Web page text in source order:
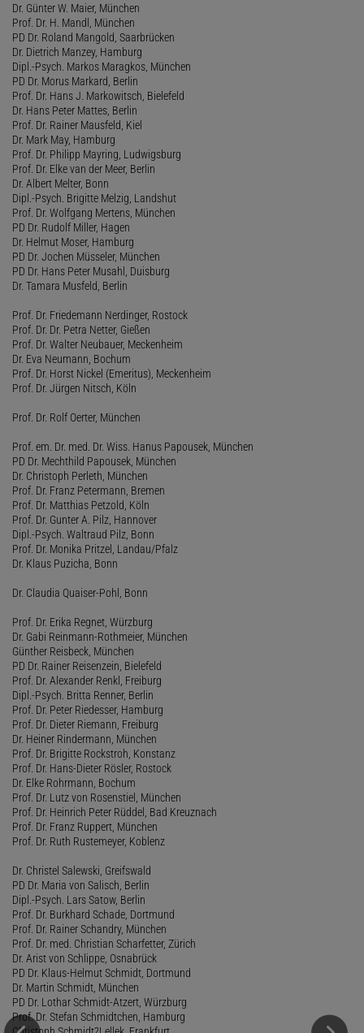
Dr. Günter W. Maier, München
Prof. Dr. H. Mandl, München
PD Dr. Roland Mangold, Saarbrücken
Dr. Dietrich Manzey, Hamburg
Dipl.-Psych. Markos Maragkos, München
PD Dr. Morus Markard, Berlin
Prof. Dr. Hans J. Markowitsch, Bielefeld
Dr. Hans Peter Mattes, Berlin
Prof. Dr. Rainer Mausfeld, Kiel
Dr. Mark May, Hamburg
Prof. Dr. Philipp Mayring, Ludwigsburg
Prof. Dr. Elke van der Meer, Berlin
Dr. Albert Melter, Bonn
Dipl.-Psych. Brigitte Melzig, Landshut
Prof. Dr. Wolfgang Mertens, München
PD Dr. Rudolf Miller, Hagen
Dr. Helmut Moser, Hamburg
PD Dr. Jochen Müsseler, München
PD Dr. Hans Peter Musahl, Duisburg
Dr. Tamara Musfeld, Berlin
Prof. Dr. Friedemann Nerdinger, Rostock
Prof. Dr. Dr. Petra Netter, Gießen
Prof. Dr. Walter Neubauer, Meckenheim
Dr. Eva Neumann, Bochum
Prof. Dr. Horst Nickel (Emeritus), Meckenheim
Prof. Dr. Jürgen Nitsch, Köln
Prof. Dr. Rolf Oerter, München
Prof. em. Dr. med. Dr. Wiss. Hanus Papousek, München
PD Dr. Mechthild Papousek, München
Dr. Christoph Perleth, München
Prof. Dr. Franz Petermann, Bremen
Prof. Dr. Matthias Petzold, Köln
Prof. Dr. Gunter A. Pilz, Hannover
Dipl.-Psych. Waltraud Pilz, Bonn
Prof. Dr. Monika Pritzel, Landau/Pfalz
Dr. Klaus Puzicha, Bonn
Dr. Claudia Quaiser-Pohl, Bonn
Prof. Dr. Erika Regnet, Würzburg
Dr. Gabi Reinmann-Rothmeier, München
Günther Reisbeck, München
PD Dr. Rainer Reisenzein, Bielefeld
Prof. Dr. Alexander Renkl, Freiburg
Dipl.-Psych. Britta Renner, Berlin
Prof. Dr. Peter Riedesser, Hamburg
Prof. Dr. Dieter Riemann, Freiburg
Dr. Heiner Rindermann, München
Prof. Dr. Brigitte Rockstroh, Konstanz
Prof. Dr. Hans-Dieter Rösler, Rostock
Dr. Elke Rohrmann, Bochum
Prof. Dr. Lutz von Rosenstiel, München
Prof. Dr. Heinrich Peter Rüddel, Bad Kreuznach
Prof. Dr. Franz Ruppert, München
Prof. Dr. Ruth Rustemeyer, Koblenz
Dr. Christel Salewski, Greifswald
PD Dr. Maria von Salisch, Berlin
Dipl.-Psych. Lars Satow, Berlin
Prof. Dr. Burkhard Schade, Dortmund
Prof. Dr. Rainer Schandry, München
Prof. Dr. med. Christian Scharfetter, Zürich
Dr. Arist von Schlippe, Osnabrück
PD Dr. Klaus-Helmut Schmidt, Dortmund
Dr. Martin Schmidt, München
PD Dr. Lothar Schmidt-Atzert, Würzburg
Prof. Dr. Stefan Schmidtchen, Hamburg